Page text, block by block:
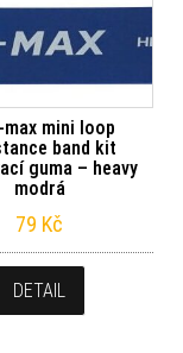
max mini loop
band kit
guma – heavy
modrá
79 Kč
DETAIL